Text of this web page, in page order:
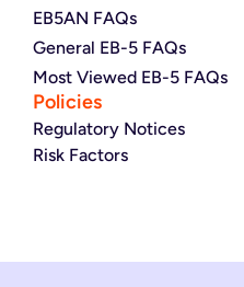
EB5AN FAQs
General EB-5 FAQs
Most Viewed EB-5 FAQs
Policies
Regulatory Notices
Risk Factors